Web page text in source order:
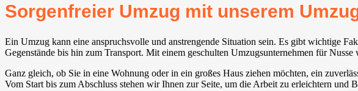
Sorgenfreier Umzug mit unserem
Ein Umzug kann eine anspruchsvolle und anstrengende Situation sein. Es gibt wichtige
Gegenstände bis hin zum Transport. Mit einem geschulten Umzugsunternehmen für
Ganz gleich, ob Sie in eine Wohnung oder in ein großes Haus ziehen möchten, ein
Vom Start bis zum Abschluss stehen wir Ihnen zur Seite, um die Arbeit zu erleichtern und